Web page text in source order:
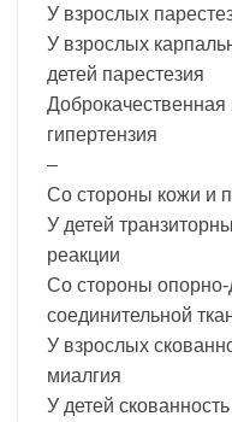
У взрослых
У взрослых
детей парестезия
Доброкачественная
гипертензия
–
Со стороны кожи и
У детей
реакции
Со стороны опорно-
соединительной
У взрослых
миалгия
У детей